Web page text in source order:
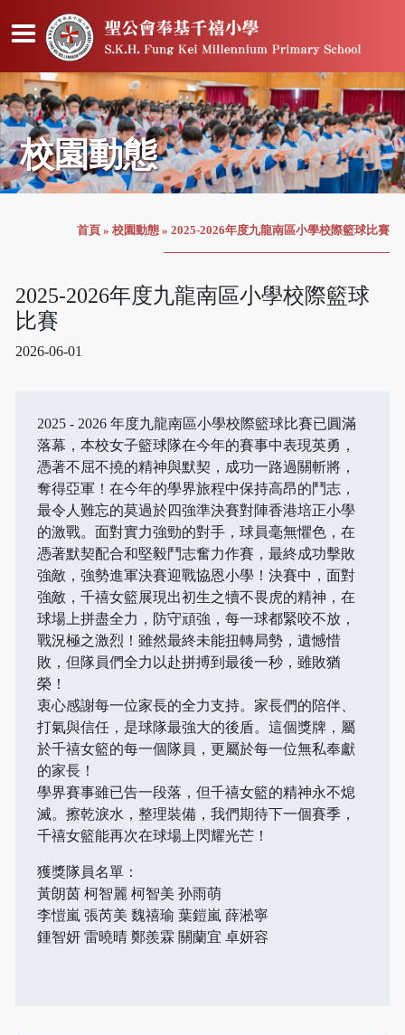
校園動態
首頁 » 校園動態 » 2025-2026年度九龍南區小學校際籃球比賽
2025-2026年度九龍南區小學校際籃球
比賽
2026-06-01
2025 - 2026 年度九龍南區小學校際籃球比賽已圓滿
落幕，本校女子籃球隊在今年的賽事中表現英勇，
憑著不屈不撓的精神與默契，成功一路過關斬將，
奪得亞軍！在今年的學界旅程中保持高昂的鬥志，
最令人難忘的莫過於四強準決賽對陣香港培正小學
的激戰。面對實力強勁的對手，球員毫無懼色，在
憑著默契配合和堅毅鬥志奮力作賽，最終成功擊敗
強敵，強勢進軍決賽迎戰協恩小學！決賽中，面對
強敵，千禧女籃展現出初生之犢不畏虎的精神，在
球場上拼盡全力，防守頑強，每一球都緊咬不放，
戰況極之激烈！雖然最終未能扭轉局勢，遺憾惜
敗，但隊員們全力以赴拼搏到最後一秒，雖敗猶
榮！
衷心感謝每一位家長的全力支持。家長們的陪伴、
打氣與信任，是球隊最強大的後盾。這個獎牌，屬
於千禧女籃的每一個隊員，更屬於每一位無私奉獻
的家長！
學界賽事雖已告一段落，但千禧女籃的精神永不熄
滅。擦乾淚水，整理裝備，我們期待下一個賽季，
千禧女籃能再次在球場上閃耀光芒！
獲獎隊員名單：
黃朗茵 柯智麗 柯智美 孙雨萌
李愷嵐 張芮美 魏禧瑜 葉鎧嵐 薛淞寧
鍾智妍 雷曉晴 鄭羨霖 關蘭宜 卓妍容